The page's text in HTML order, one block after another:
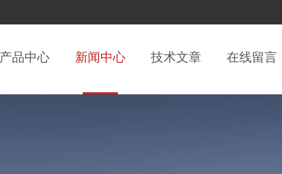
产品中心 新闻中心 技术文章 在线留言